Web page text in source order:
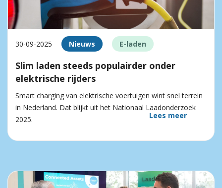
30-09-2025 Nieuws E-laden
Slim laden steeds populairder onder
elektrische rijders
Smart charging van elektrische voertuigen wint snel terrein
in Nederland. Dat blijkt uit het Nationaal Laadonderzoek
2025.
Lees meer